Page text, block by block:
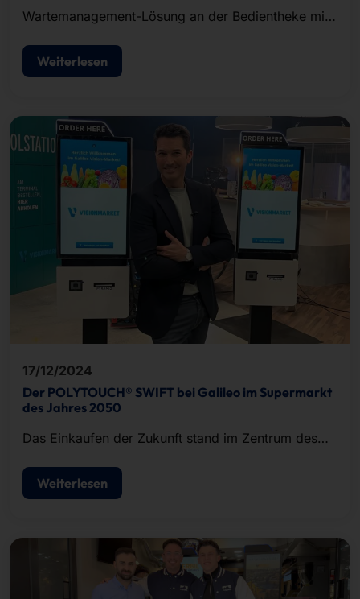
Wartemanagement-Lösung an der Bedientheke mit
Weiterlesen
17/12/2024
Der POLYTOUCH® SWIFT bei Galileo im Supermarkt
des Jahres 2050
Das Einkaufen der Zukunft stand im Zentrum des
im Rahmen seiner Wissenssendung Galileo startete.
Weiterlesen